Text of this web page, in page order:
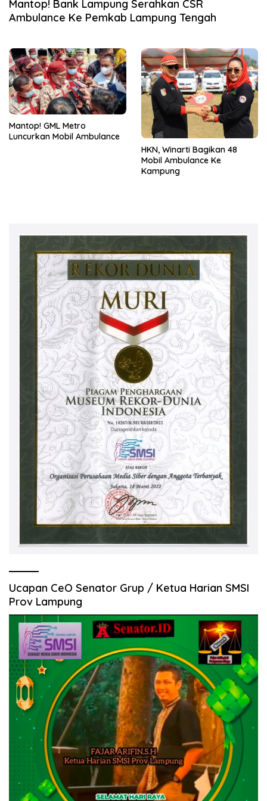
Mantop! Bank Lampung Serahkan CSR
Ambulance Ke Pemkab Lampung Tengah
Mantop! GML Metro
Luncurkan Mobil Ambulance
HKN, Winarti Bagikan 48
Mobil Ambulance Ke
Kampung
Ucapan CeO Senator Grup / Ketua Harian SMSI
Prov Lampung